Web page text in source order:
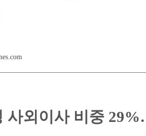
사외이사 비중